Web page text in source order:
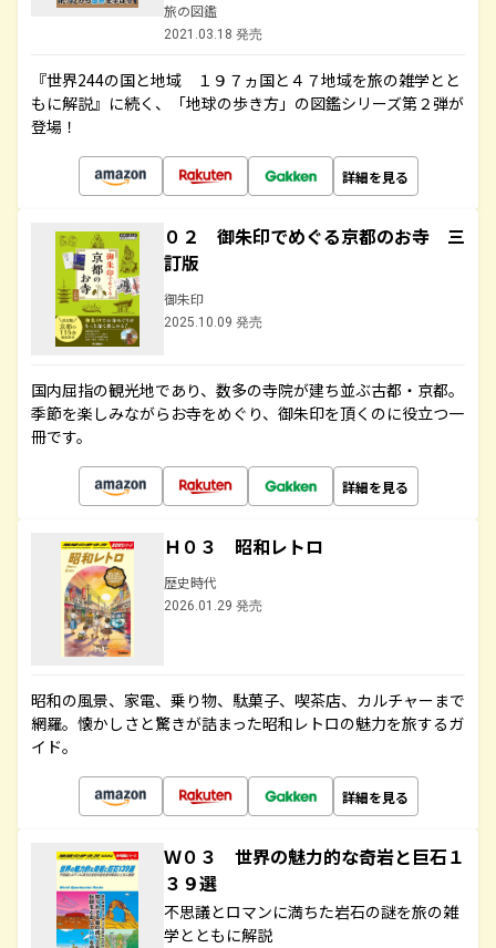
旅の図鑑
2021.03.18 発売
『世界244の国と地域 １９７ヵ国と４７地域を旅の雑学とと
もに解説』に続く、「地球の歩き方」の図鑑シリーズ第２弾が
登場！
詳細を見る
０２ 御朱印でめぐる京都のお寺 三
訂版
御朱印
2025.10.09 発売
国内屈指の観光地であり、数多の寺院が建ち並ぶ古都・京都。
季節を楽しみながらお寺をめぐり、御朱印を頂くのに役立つ一
冊です。
詳細を見る
Ｈ０３ 昭和レトロ
歴史時代
2026.01.29 発売
昭和の風景、家電、乗り物、駄菓子、喫茶店、カルチャーまで
網羅。懐かしさと驚きが詰まった昭和レトロの魅力を旅するガ
イド。
詳細を見る
Ｗ０３ 世界の魅力的な奇岩と巨石１
３９選
不思議とロマンに満ちた岩石の謎を旅の雑
学とともに解説